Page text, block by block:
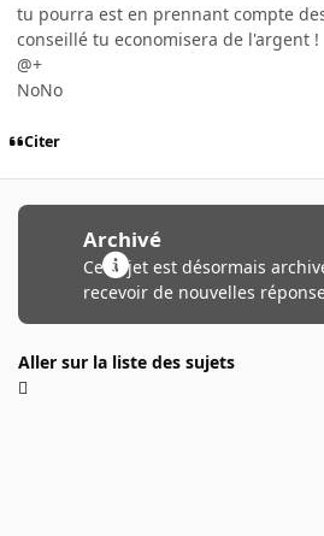
tu pourra est en prennant compte
conseillé tu economisera de l'argent !
@+
NoNo
Citer
Archivé
Ce sujet est désormais
recevoir de nouvelles
Aller sur la liste des sujets